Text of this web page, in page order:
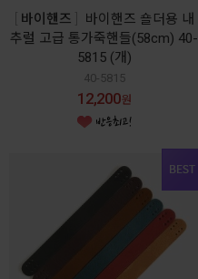
바이핸즈
바이핸즈 숄더용 내
추럴 고급 통가죽핸들(58cm) 40-
5815 (개)
40-5815
12,200원